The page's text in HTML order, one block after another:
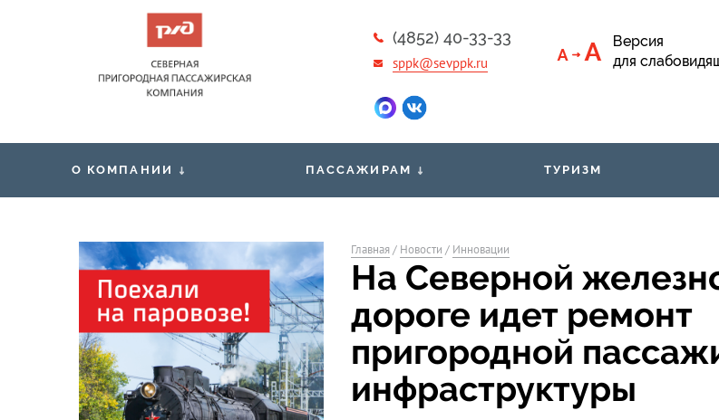
(4852) 40-33-33
sppk@sevppk.ru
Версия
для
О КОМПАНИИ
Вакансии
Контакты
Правила обработки и защиты
персональных данных
ПАССАЖИРАМ
Проездные документы
приложение
Маломобильным
пассажирам
пассажиров
ТУРИЗМ
Главная/ Новости / Инновации
На Северной
дороге идет ремонт
пригородной
инфраструктуры